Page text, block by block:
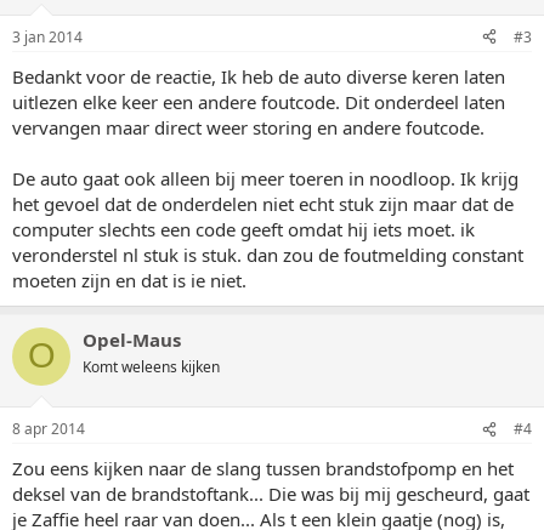
3 jan 2014 #3
Bedankt voor de reactie, Ik heb de auto diverse keren laten
uitlezen elke keer een andere foutcode. Dit onderdeel laten
vervangen maar direct weer storing en andere foutcode.
De auto gaat ook alleen bij meer toeren in noodloop. Ik krijg
het gevoel dat de onderdelen niet echt stuk zijn maar dat de
computer slechts een code geeft omdat hij iets moet. ik
veronderstel nl stuk is stuk. dan zou de foutmelding constant
moeten zijn en dat is ie niet.
O Opel-Maus
Komt weleens kijken
8 apr 2014 #4
Zou eens kijken naar de slang tussen brandstofpomp en het
deksel van de brandstoftank... Die was bij mij gescheurd, gaat
je Zaffie heel raar van doen... Als t een klein gaatje (nog) is,